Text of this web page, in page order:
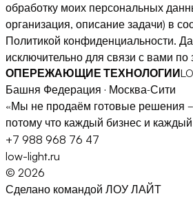
обработку моих персональных
организация, описание задачи) в
Политикой конфиденциальности.
исключительно для связи с вами по
ОПЕРЕЖАЮЩИЕ ТЕХНОЛОГИИ
Башня Федерация · Москва-Сити
«Мы не продаём готовые решения
потому что каждый бизнес и
+7 988 968 76 47
low-light.ru
© 2026
Сделано командой ЛОУ ЛАЙТ